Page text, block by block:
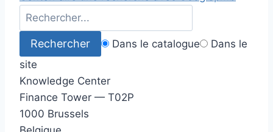
Dans le catalogue
Dans le
site
Knowledge Center
Finance Tower — T02P
1000 Brussels